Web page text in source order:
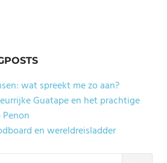
wat spreekt me zo aan?
Guatape en het prachtige
en wereldreisladder